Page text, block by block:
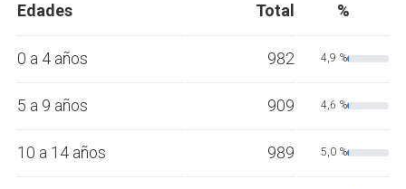
Edades Total %
0 a 4 años 982 4,9 %
5 a 9 años 909 4,6 %
10 a 14 años 989 5,0 %